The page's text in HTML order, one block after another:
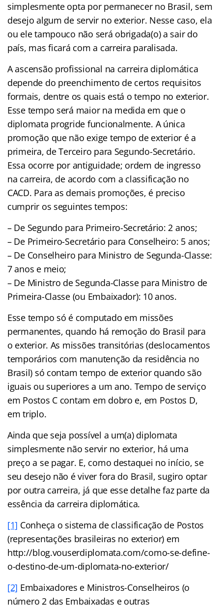
simplesmente opta por permanecer no Brasil, sem
desejo algum de servir no exterior. Nesse caso, ela
ou ele tampouco não será obrigada(o) a sair do
país, mas ficará com a carreira paralisada.
A ascensão profissional na carreira diplomática
depende do preenchimento de certos requisitos
formais, dentre os quais está o tempo no exterior.
Esse tempo será maior na medida em que o
diplomata progride funcionalmente. A única
promoção que não exige tempo de exterior é a
primeira, de Terceiro para Segundo-Secretário.
Essa ocorre por antiguidade; ordem de ingresso
na carreira, de acordo com a classificação no
CACD. Para as demais promoções, é preciso
cumprir os seguintes tempos:
– De Segundo para Primeiro-Secretário: 2 anos;
– De Primeiro-Secretário para Conselheiro: 5 anos;
– De Conselheiro para Ministro de Segunda-Classe:
7 anos e meio;
– De Ministro de Segunda-Classe para Ministro de
Primeira-Classe (ou Embaixador): 10 anos.
Esse tempo só é computado em missões
permanentes, quando há remoção do Brasil para
o exterior. As missões transitórias (deslocamentos
temporários com manutenção da residência no
Brasil) só contam tempo de exterior quando são
iguais ou superiores a um ano. Tempo de serviço
em Postos C contam em dobro e, em Postos D,
em triplo.
Ainda que seja possível a um(a) diplomata
simplesmente não servir no exterior, há uma
preço a se pagar. E, como destaquei no início, se
seu desejo não é viver fora do Brasil, sugiro optar
por outra carreira, já que esse detalhe faz parte da
essência da carreira diplomática.
[1] Conheça o sistema de classificação de Postos
(representações brasileiras no exterior) em
http://blog.vouserdiplomata.com/como-se-define-
o-destino-de-um-diplomata-no-exterior/
[2] Embaixadores e Ministros-Conselheiros (o
número 2 das Embaixadas e outras